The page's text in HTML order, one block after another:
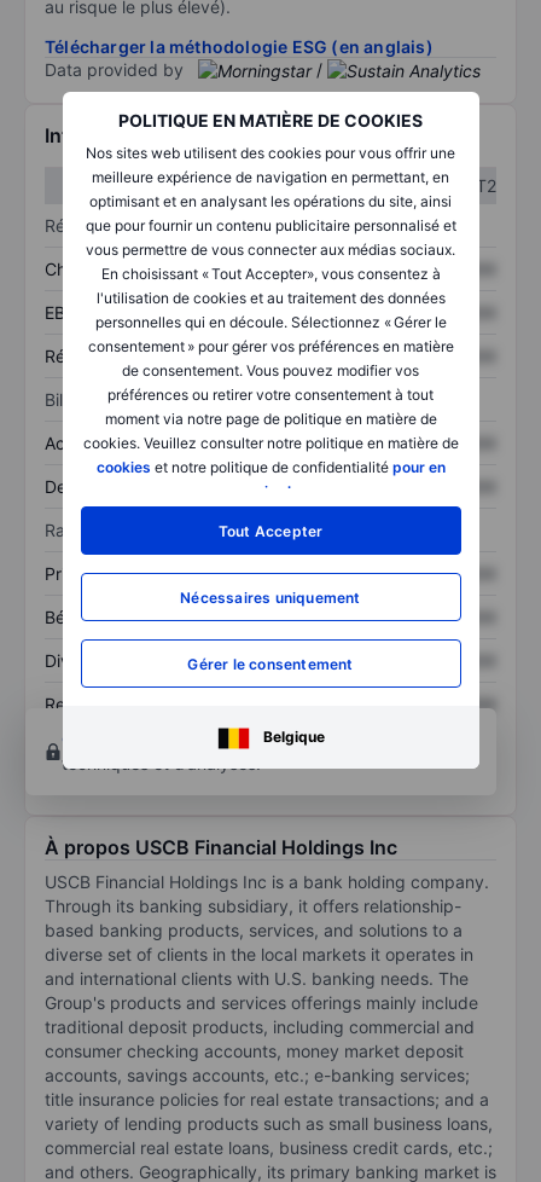
POLITIQUE EN MATIÈRE DE COOKIES
Nos sites web utilisent des cookies pour vous offrir une
meilleure expérience de navigation en permettant, en
optimisant et en analysant les opérations du site, ainsi
que pour fournir un contenu publicitaire personnalisé et
vous permettre de vous connecter aux médias sociaux.
En choisissant « Tout Accepter», vous consentez à
l'utilisation de cookies et au traitement des données
personnelles qui en découle. Sélectionnez « Gérer le
consentement » pour gérer vos préférences en matière
de consentement. Vous pouvez modifier vos
préférences ou retirer votre consentement à tout
moment via notre page de politique en matière de
cookies. Veuillez consulter notre politique en matière de
cookies et notre politique de confidentialité pour en
savoir plus
Tout Accepter
Nécessaires uniquement
Gérer le consentement
Belgique
au risque le plus élevé).
Télécharger la méthodologie ESG (en anglais)
Data provided by
/
Informations financières
T1
T2
Résultats
Chiffre d’affaires XXXXXXX XXXXXXX
EBITDA XXXXXXX XXXXXXX
Résultat net XXXXXXX XXXXXXX
Bilan
Actif total XXXXXXX XXXXXXX
Dette totale XXXXXXX
Ratios
Prix / ventes XXXXXXX XXXXXXX
Bénéfice par action XXXXXXX XXXXXXX
Dividende par action XXXXXXX
Rendement des
XXXXXXX
Ouvrir un compte
pour accéder à d’autres outils
techniques et d’analyses.
À propos USCB Financial Holdings Inc
USCB Financial Holdings Inc is a bank holding company.
Through its banking subsidiary, it offers relationship-
based banking products, services, and solutions to a
diverse set of clients in the local markets it operates in
and international clients with U.S. banking needs. The
Group's products and services offerings mainly include
traditional deposit products, including commercial and
consumer checking accounts, money market deposit
accounts, savings accounts, etc.; e-banking services;
title insurance policies for real estate transactions; and a
variety of lending products such as small business loans,
commercial real estate loans, business credit cards, etc.;
and others. Geographically, its primary banking market is